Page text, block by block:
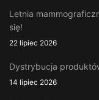
Letnia
się!
22 lipiec 2026
Dystrybucja
14 lipiec 2026